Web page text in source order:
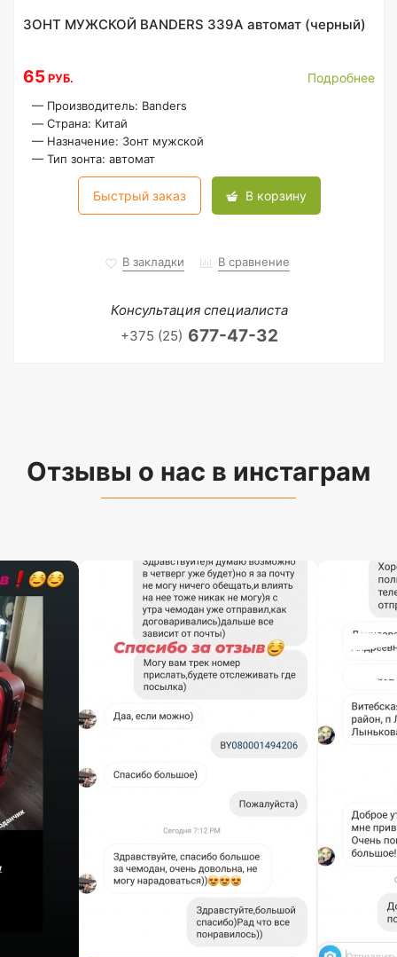
ЗОНТ МУЖСКОЙ BANDERS 339A автомат (черный)
65РУБ. Подробнее
— Производитель: Banders
— Страна: Китай
— Назначение: Зонт мужской
— Тип зонта: автомат
Быстрый заказ В корзину
В закладки В сравнение
Консультация специалиста
+375 (25) 677-47-32
Отзывы о нас в инстаграм